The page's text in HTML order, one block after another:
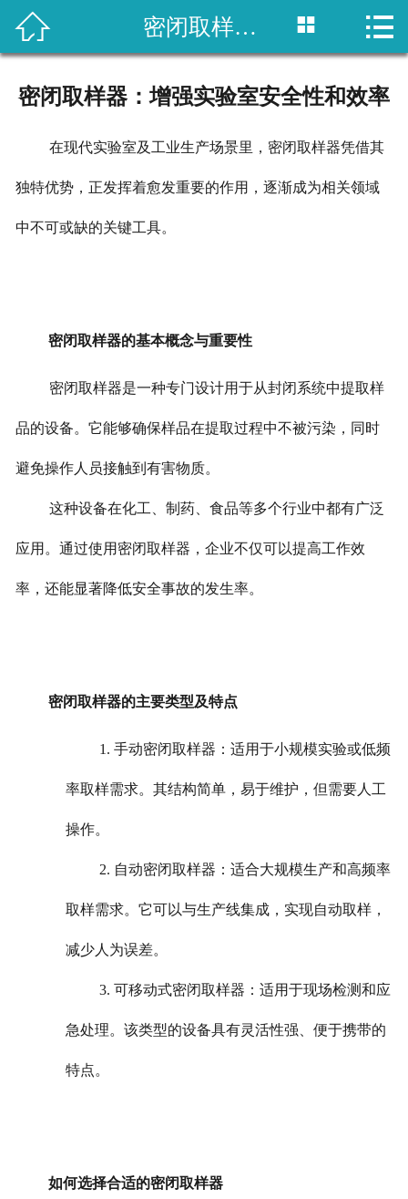
网站首页
 密闭取样器：增强实验室安全性和效率  
密闭取样器：增强实验室安全性和效率
在现代实验室及工业生产场景里，密闭取样器凭借其
独特优势，正发挥着愈发重要的作用，逐渐成为相关领域
中不可或缺的关键工具。
密闭取样器的基本概念与重要性
密闭取样器是一种专门设计用于从封闭系统中提取样
品的设备。它能够确保样品在提取过程中不被污染，同时
避免操作人员接触到有害物质。
这种设备在化工、制药、食品等多个行业中都有广泛
应用。通过使用密闭取样器，企业不仅可以提高工作效
率，还能显著降低安全事故的发生率。
密闭取样器的主要类型及特点
1. 手动密闭取样器：适用于小规模实验或低频
率取样需求。其结构简单，易于维护，但需要人工
操作。
2. 自动密闭取样器：适合大规模生产和高频率
取样需求。它可以与生产线集成，实现自动取样，
减少人为误差。
3. 可移动式密闭取样器：适用于现场检测和应
急处理。该类型的设备具有灵活性强、便于携带的
特点。
如何选择合适的密闭取样器